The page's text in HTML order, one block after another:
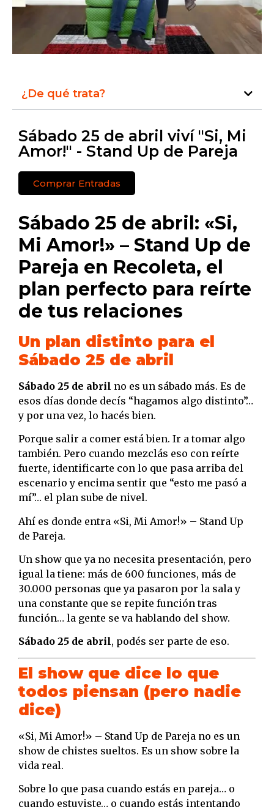
¿De qué trata?
Sábado 25 de abril viví "Si, Mi
Amor!" - Stand Up de Pareja
Comprar Entradas
Sábado 25 de abril: «Si,
Mi Amor!» – Stand Up de
Pareja en Recoleta, el
plan perfecto para reírte
de tus relaciones
Un plan distinto para el
Sábado 25 de abril
Sábado 25 de abril no es un sábado más. Es de
esos días donde decís “hagamos algo distinto”…
y por una vez, lo hacés bien.
Porque salir a comer está bien. Ir a tomar algo
también. Pero cuando mezclás eso con reírte
fuerte, identificarte con lo que pasa arriba del
escenario y encima sentir que “esto me pasó a
mí”… el plan sube de nivel.
Ahí es donde entra «Si, Mi Amor!» – Stand Up
de Pareja.
Un show que ya no necesita presentación, pero
igual la tiene: más de 600 funciones, más de
30.000 personas que ya pasaron por la sala y
una constante que se repite función tras
función… la gente se va hablando del show.
Sábado 25 de abril, podés ser parte de eso.
El show que dice lo que
todos piensan (pero nadie
dice)
«Si, Mi Amor!» – Stand Up de Pareja no es un
show de chistes sueltos. Es un show sobre la
vida real.
Sobre lo que pasa cuando estás en pareja… o
cuando estuviste… o cuando estás intentando